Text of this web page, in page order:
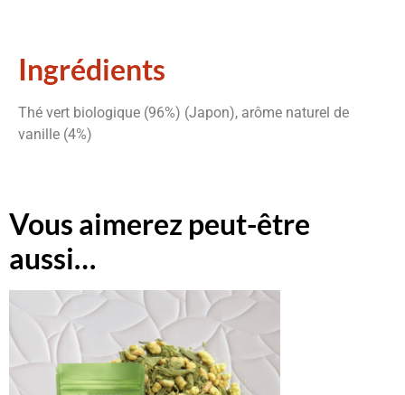
Ingrédients
Thé vert biologique (96%) (Japon), arôme naturel de
vanille (4%)
Vous aimerez peut-être
aussi…